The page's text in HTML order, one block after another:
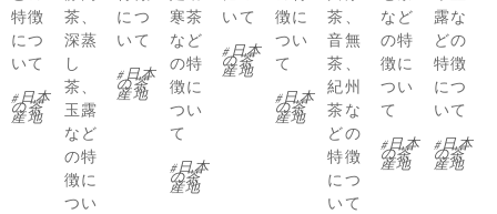
特徴
につ
いて
日本
の茶
産地
茶、
深蒸
し
茶、
玉露
など
の特
徴に
つい
につ
いて
日本
の茶
産地
寒茶
など
の特
徴に
つい
て
日本
の茶
産地
いて
日本
の茶
産地
徴に
つい
て
日本
の茶
産地
茶、
音無
茶、
紀州
茶な
どの
特徴
につ
いて
など
の特
徴に
つい
て
日本
の茶
産地
露な
どの
特徴
につ
いて
日本
の茶
産地